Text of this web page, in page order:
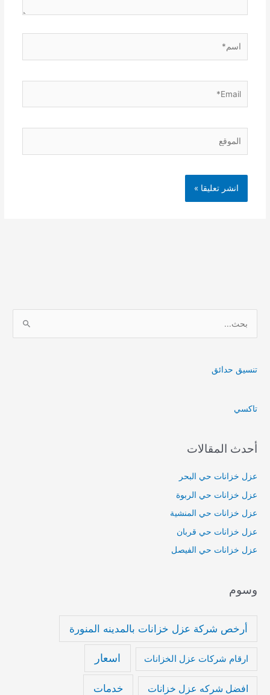
ن
تنسيق حدائق
تاكسي
أحدث المقالات
عزل خزانات حي البحر
عزل خزانات حي الربوة
عزل خزانات حي المنشية
عزل خزانات حي قربان
عزل خزانات حي الفيصل
وسوم
أرخص شركة عزل خزانات بالمدينه المنورة
ارقام شركات عزل الخزانات اسعار
افضل شركه عزل خزانات خدمات